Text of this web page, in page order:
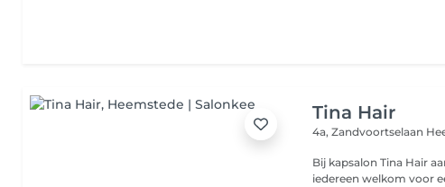
Tina Hair
4a, Zandvoortselaan
Bij kapsalon Tina Hair
iedereen welkom voor